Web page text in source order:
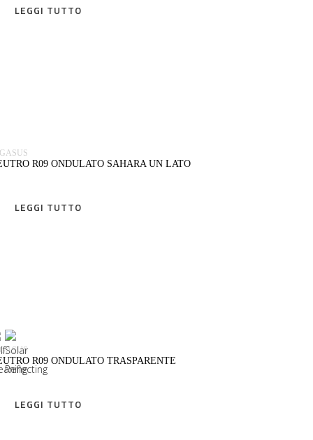
LEGGI TUTTO
R09 ONDULATO SAHARA UN LATO
LEGGI TUTTO
R09 ONDULATO TRASPARENTE
LEGGI TUTTO